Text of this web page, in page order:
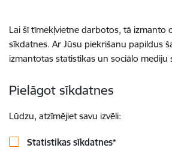
Lai šī tīmekļvietne darbotos, tā izmanto
sīkdatnes. Ar Jūsu piekrišanu papildus
izmantotas statistikas un sociālo mediju
Pielāgot sīkdatnes
Lūdzu, atzīmējiet savu izvēli:
Statistikas sīkdatnes*